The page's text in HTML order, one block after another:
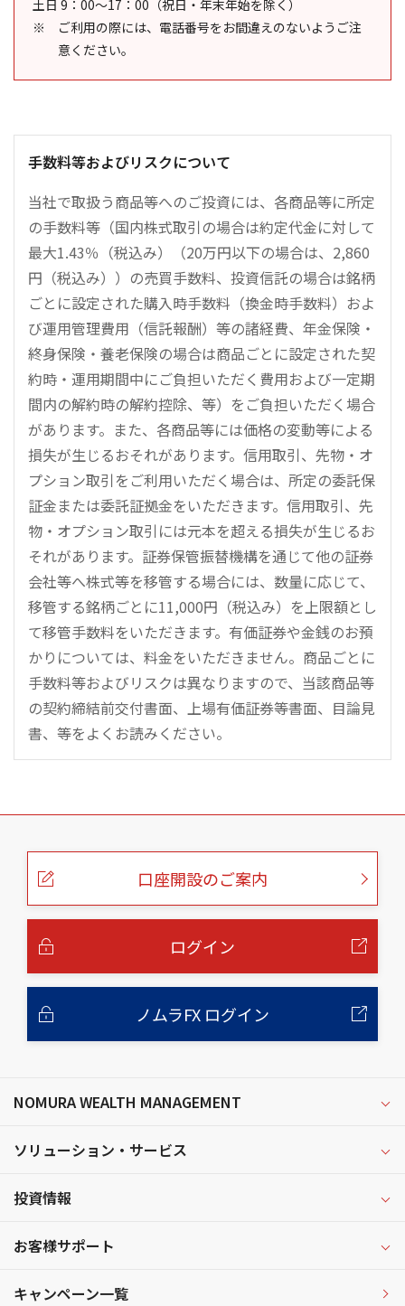
土日 9：00～17：00（祝日・年末年始を除く）
ご利用の際には、電話番号をお間違えのないようご注
意ください。
手数料等およびリスクについて
当社で取扱う商品等へのご投資には、各商品等に所定
の手数料等（国内株式取引の場合は約定代金に対して
最大1.43％（税込み）（20万円以下の場合は、2,860
円（税込み））の売買手数料、投資信託の場合は銘柄
ごとに設定された購入時手数料（換金時手数料）およ
び運用管理費用（信託報酬）等の諸経費、年金保険・
終身保険・養老保険の場合は商品ごとに設定された契
約時・運用期間中にご負担いただく費用および一定期
間内の解約時の解約控除、等）をご負担いただく場合
があります。また、各商品等には価格の変動等による
損失が生じるおそれがあります。信用取引、先物・オ
プション取引をご利用いただく場合は、所定の委託保
証金または委託証拠金をいただきます。信用取引、先
物・オプション取引には元本を超える損失が生じるお
それがあります。証券保管振替機構を通じて他の証券
会社等へ株式等を移管する場合には、数量に応じて、
移管する銘柄ごとに11,000円（税込み）を上限額とし
て移管手数料をいただきます。有価証券や金銭のお預
かりについては、料金をいただきません。商品ごとに
手数料等およびリスクは異なりますので、当該商品等
の契約締結前交付書面、上場有価証券等書面、目論見
書、等をよくお読みください。
こ
口座開設のご案内
ログイン
ノムラFX ログイン
NOMURA WEALTH MANAGEMENT
ソリューション・サービス
投資情報
お客様サポート
キャンペーン一覧